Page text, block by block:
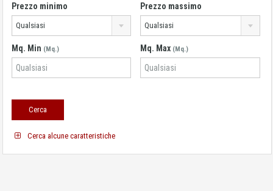
Prezzo minimo
Qualsiasi
Prezzo massimo
Qualsiasi
Mq. Min (Mq.) Mq. Max (Mq.)
Cerca alcune caratteristiche